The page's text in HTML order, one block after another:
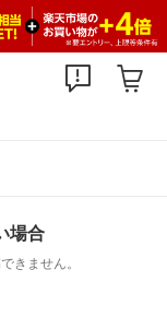
場合
きません。